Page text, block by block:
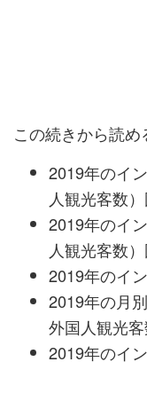
この続きから読め
2019年のイ
人観光客数
2019年のイ
人観光客数
2019年のイ
2019年の月
外国人観光
2019年のイ